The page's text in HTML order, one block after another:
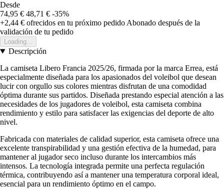
Desde
74,95 € 48,71 € -35%
+2,44 € ofrecidos en tu próximo pedido Abonado después de la
validación de tu pedido
Loading...
Descripción
La camiseta Libero Francia 2025/26, firmada por la marca Errea, está
especialmente diseñada para los apasionados del voleibol que desean
lucir con orgullo sus colores mientras disfrutan de una comodidad
óptima durante sus partidos. Diseñada prestando especial atención a las
necesidades de los jugadores de voleibol, esta camiseta combina
rendimiento y estilo para satisfacer las exigencias del deporte de alto
nivel.
Fabricada con materiales de calidad superior, esta camiseta ofrece una
excelente transpirabilidad y una gestión efectiva de la humedad, para
mantener al jugador seco incluso durante los intercambios más
intensos. La tecnología integrada permite una perfecta regulación
térmica, contribuyendo así a mantener una temperatura corporal ideal,
esencial para un rendimiento óptimo en el campo.